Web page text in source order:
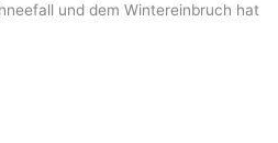
und dem Wintereinbruch hat